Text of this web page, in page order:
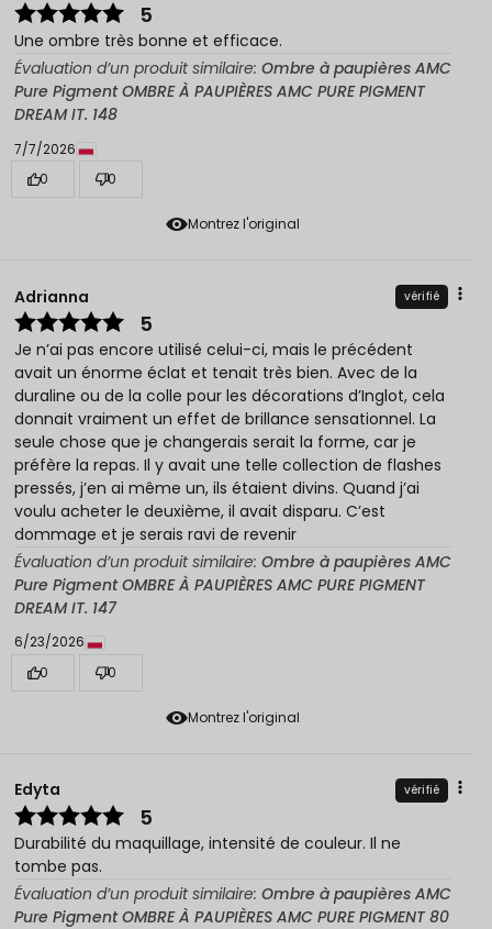
Montrez l'original
5
Une ombre très bonne et efficace.
Évaluation d’un produit similaire: Ombre à paupières AMC
Pure Pigment OMBRE À PAUPIÈRES AMC PURE PIGMENT
DREAM IT. 148
7/7/2026
0
0
Montrez l'original
Adrianna vérifié
5
Je n’ai pas encore utilisé celui-ci, mais le précédent
avait un énorme éclat et tenait très bien. Avec de la
duraline ou de la colle pour les décorations d’Inglot, cela
donnait vraiment un effet de brillance sensationnel. La
seule chose que je changerais serait la forme, car je
préfère la repas. Il y avait une telle collection de flashes
pressés, j’en ai même un, ils étaient divins. Quand j’ai
voulu acheter le deuxième, il avait disparu. C’est
dommage et je serais ravi de revenir
Évaluation d’un produit similaire: Ombre à paupières AMC
Pure Pigment OMBRE À PAUPIÈRES AMC PURE PIGMENT
DREAM IT. 147
6/23/2026
0
0
Edyta vérifié
5
Durabilité du maquillage, intensité de couleur. Il ne
tombe pas.
Évaluation d’un produit similaire: Ombre à paupières AMC
Pure Pigment OMBRE À PAUPIÈRES AMC PURE PIGMENT 80